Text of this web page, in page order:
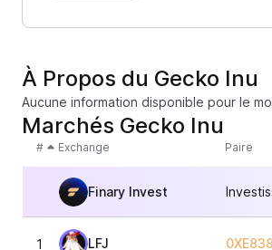
À Propos du Gecko Inu
Aucune information disponible pour le
Marchés Gecko Inu
# Exchange Paire
Finary Invest
1 LFJ